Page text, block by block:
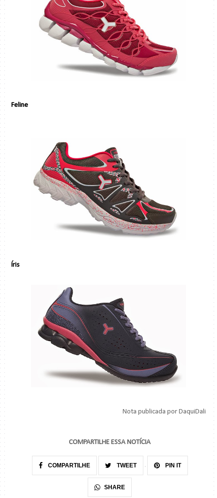
Feline
Íris
Nota publicada por DaquiDali
COMPARTILHE ESSA NOTÍCIA
COMPARTILHE TWEET PIN IT
SHARE